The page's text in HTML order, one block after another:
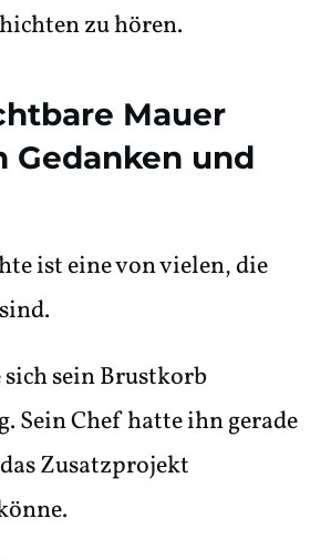
zu hören.
Mauer
Gedanken und
ist eine von vielen, die
sein Brustkorb
Sein Chef hatte ihn gerade
Zusatzprojekt